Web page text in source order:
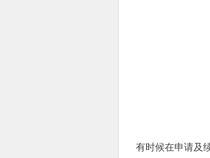
有时候在申请及